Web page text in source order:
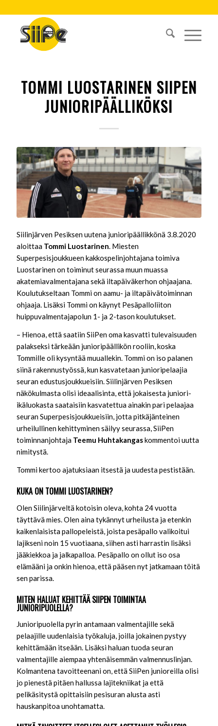
TOMMI LUOSTARINEN SIIPEN
JUNIORIPÄÄLLIKÖKSI
Siilinjärven Pesiksen uutena junioripäällikkönä 3.8.2020
aloittaa Tommi Luostarinen. Miesten
Superpesisjoukkueen kakkospelinjohtajana toimiva
Luostarinen on toiminut seurassa muun muassa
akatemiavalmentajana sekä iltapäiväkerhon ohjaajana.
Koulutukseltaan Tommi on aamu- ja iltapäivätoiminnan
ohjaaja. Lisäksi Tommi on käynyt Pesäpalloliiton
huippuvalmentajapolun 1- ja 2-tason koulutukset.
– Hienoa, että saatiin SiiPen oma kasvatti tulevaisuuden
palakseksi tärkeään junioripäällikön rooliin, koska
Tommille oli kysyntää muuallekin. Tommi on iso palanen
siinä rakennustyössä, kun kasvatetaan junioripelaajia
seuran edustusjoukkueisiin. Siilinjärven Pesiksen
näkökulmasta olisi ideaalisinta, että jokaisesta juniori-
ikäluokasta saataisiin kasvatettua ainakin pari pelaajaa
seuran Superpesisjoukkueisiin, jotta pitkäjänteinen
urheilullinen kehittyminen säilyy seurassa, SiiPen
toiminnanjohtaja Teemu Huhtakangaskommentoi uutta
nimitystä.
Tommi kertoo ajatuksiaan itsestä ja uudesta pestistään.
KUKA ON TOMMI LUOSTARINEN?
Olen Siilinjärveltä kotoisin oleva, kohta 24 vuotta
täyttävä mies. Olen aina tykännyt urheilusta ja etenkin
kaikenlaisista pallopeleistä, joista pesäpallo valikoitui
lajikseni noin 15 vuotiaana, siihen asti harrastin lisäksi
jääkiekkoa ja jalkapalloa. Pesäpallo on ollut iso osa
elämääni ja onkin hienoa, että pääsen nyt jatkamaan töitä
sen parissa.
MITEN HALUAT KEHITTÄÄ SIIPEN TOIMINTAA
JUNIORIPUOLELLA?
Junioripuolella pyrin antamaan valmentajille sekä
pelaajille uudenlaisia työkaluja, joilla jokainen pystyy
kehittämään itseään. Lisäksi haluan tuoda seuran
valmentajille aiempaa yhtenäisemmän valmennuslinjan.
Kolmantena tavoitteenani on, että SiiPen junioreilla olisi
jo pienestä pitäen hallussa lajitekniikat ja että
pelikäsitystä opittaisiin pesisuran alusta asti
hauskanpitoa unohtamatta.